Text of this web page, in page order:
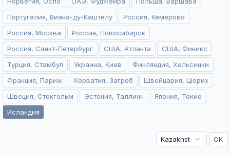
Португалия, Виана-ду-Каштелу
Россия, Кемерово
Россия, Москва
Россия, Новосибирск
Россия, Санкт-Петербург
США, Атланта
США, Финикс
Турция, Стамбул
Украина, Киев
Финляндия, Хельсинки
Франция, Париж
Хорватия, Загреб
Швейцария, Цюрих
Швеция, Стокгольм
Эстония, Таллинн
Япония, Токио
Исландия